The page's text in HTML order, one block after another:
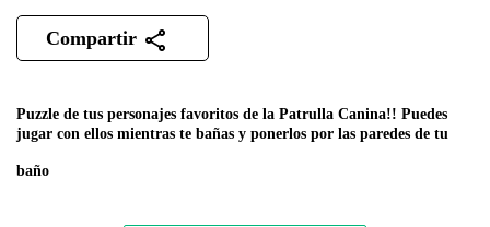
Puzzle de tus personajes favoritos de la Patrulla Canina!! Puedes
jugar con ellos mientras te bañas y ponerlos por las paredes de tu
baño
Compartir